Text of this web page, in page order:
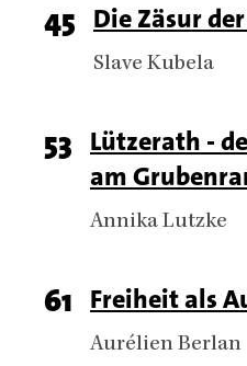
Page
number
45 Titel
Die Zäsur
Authors
Slave Kubela
Page
number
53 Titel
Lützerath -
am
Authors
Annika Lutzke
Page
number
61 Titel
Freiheit als
Authors
Aurélien Berlan